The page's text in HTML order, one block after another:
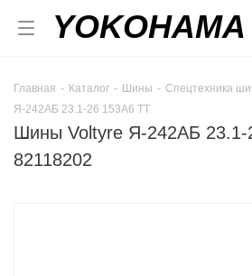
YOKOHAMA
Главная - Каталог - Шины - Спецтехника
Я-242АБ 23.1-26 153A6 TT
Шины Voltyre Я-242АБ 23.1-
82118202